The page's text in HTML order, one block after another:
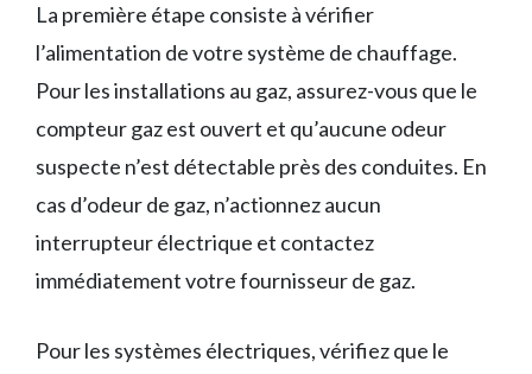
La première étape consiste à vérifier
l’alimentation de votre système de chauffage.
Pour les installations au gaz, assurez-vous que le
compteur gaz est ouvert et qu’aucune odeur
suspecte n’est détectable près des conduites. En
cas d’odeur de gaz, n’actionnez aucun
interrupteur électrique et contactez
immédiatement votre fournisseur de gaz.
Pour les systèmes électriques, vérifiez que le